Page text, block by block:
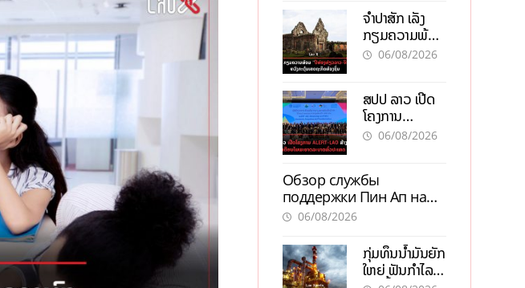
ເຕີບໂຕ
ຈຳປາສັກ ເລັ່ງ
ກຽມຄວາມພ້ອມ
“ປີທ່ອງທ່ຽວ
ເສດຖະກິດ
ທ້ອງຖິ່ນ
06/08/2026
ສປປ ລາວ ເປີດ
ໂຄງການ
ALERT-LAO
ລະບາດທົ່ວ
ປະເທດ
06/08/2026
Обзор службы
поддержки Пин Ап на
официальном сайте с
информацией
06/08/2026
ກຸ່ມທຶນນ້ຳມັນຍັກ
ໃຫຍ່ ຟັນກຳໄລ